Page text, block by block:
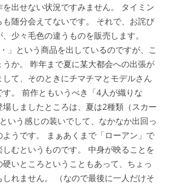
出せない状況ですみません。 タイミン
随分会えてないです。 それで、お詫び
少々毛色の違うものを販売します。
」という商品を出しているのですが、こ
か。 昨年まで夏に某大都会への出張が
て、そのときにチマチマとモデルさん
。 前作ともいうべき「4人が織りな
しましたところは、夏は2種類（スカー
いう感じの装いでして、なかなか出回っ
うです。 まぁあくまで「ローアン」で
むというものです。 中身が映ることを
いところということもあって、ちょっ
れません。 （なので最後に一人だけそ